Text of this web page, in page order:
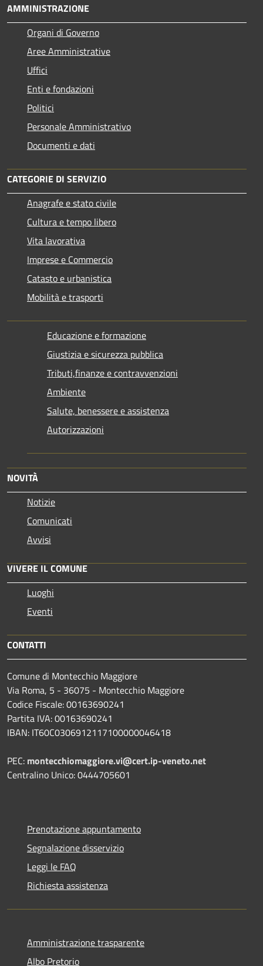
AMMINISTRAZIONE
Organi di Governo
Aree Amministrative
Uffici
Enti e fondazioni
Politici
Personale Amministrativo
Documenti e dati
CATEGORIE DI SERVIZIO
Anagrafe e stato civile
Cultura e tempo libero
Vita lavorativa
Imprese e Commercio
Catasto e urbanistica
Mobilità e trasporti
Educazione e formazione
Giustizia e sicurezza pubblica
Tributi,finanze e contravvenzioni
Ambiente
Salute, benessere e assistenza
Autorizzazioni
NOVITÀ
Notizie
Comunicati
Avvisi
VIVERE IL COMUNE
Luoghi
Eventi
CONTATTI
Comune di Montecchio Maggiore
Via Roma, 5 - 36075 - Montecchio Maggiore
Codice Fiscale: 00163690241
Partita IVA: 00163690241
IBAN: IT60C0306912117100000046418
PEC: montecchiomaggiore.vi@cert.ip-veneto.net
Centralino Unico: 0444705601
Prenotazione appuntamento
Segnalazione disservizio
Leggi le FAQ
Richiesta assistenza
Amministrazione trasparente
Albo Pretorio